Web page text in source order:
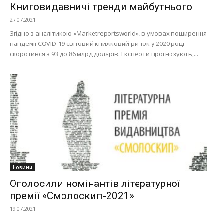
Книговидавничі тренди майбутнього
27.07.2021
Згідно з аналітикою «Marketreportsworld», в умовах поширення
пандемії COVID-19 світовий книжковий ринок у 2020 році
скоротився з 93 до 86 млрд доларів. Експерти прогнозують,...
Новини
Оголосили номінантів літературної
премії «Смолоскип-2021»
19.07.2021